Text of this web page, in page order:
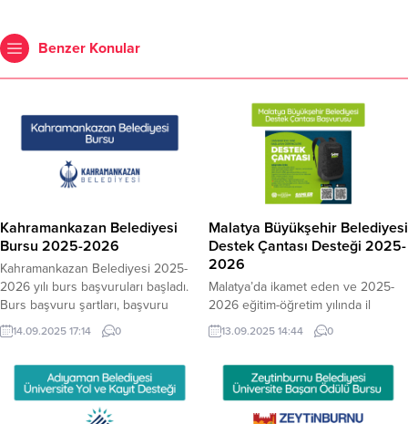
Benzer Konular
Kahramankazan Belediyesi
Bursu 2025-2026
Kahramankazan Belediyesi 2025-
2026 yılı burs başvuruları başladı.
Burs başvuru şartları, başvuru
formu diğer bilgilere yazımızdan
ulaşabilirsiniz. Başvuru Şartları
öğrencileri bursa başvurabilecektir.
Nasıl Başvuru Yapabilirim?
Başvurular Kahramankazan
14.09.2025 17:14 0
Malatya Büyükşehir Belediyesi
Destek Çantası Desteği 2025-
2026
Malatya’da ikamet eden ve 2025-
2026 eğitim-öğretim yılında il
dışındaki üniversitelere yeni kayıt
yaptıran öğrencilere destek çantası
Nasıl Başvuru Yapabilirim?
Başvurular Mobil Genç Kart MBB
uygulamasında başvuru formunun
13.09.2025 14:44 0